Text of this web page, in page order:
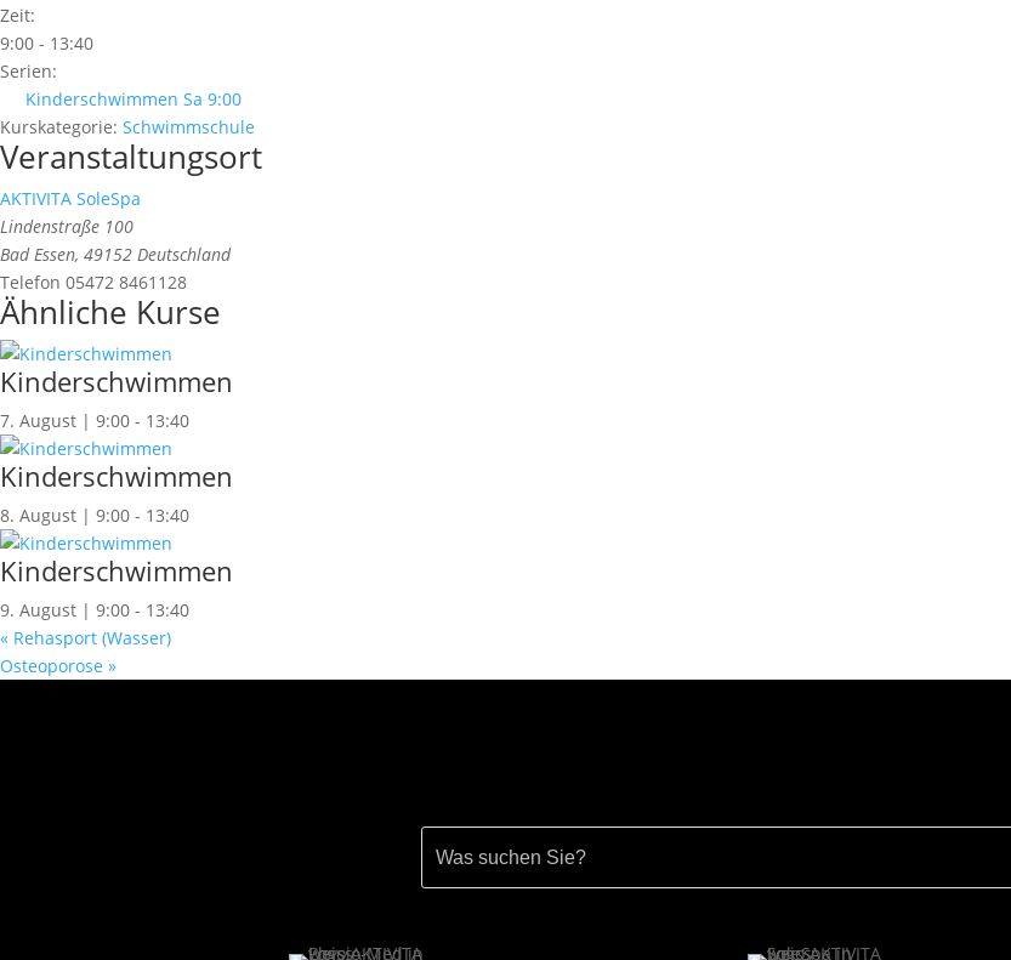
Zeit:
9:00 - 13:40
Serien:
Kinderschwimmen Sa 9:00
Kurskategorie: Schwimmschule
Veranstaltungsort
AKTIVITA SoleSpa
Lindenstraße 100
Bad Essen, 49152 Deutschland
Telefon 05472 8461128
Ähnliche Kurse
Kinderschwimmen
7. August | 9:00 - 13:40
Kinderschwimmen
8. August | 9:00 - 13:40
Kinderschwimmen
9. August | 9:00 - 13:40
« Rehasport (Wasser)
Osteoporose »